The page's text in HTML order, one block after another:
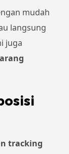
mudah
langsung
juga
tracking